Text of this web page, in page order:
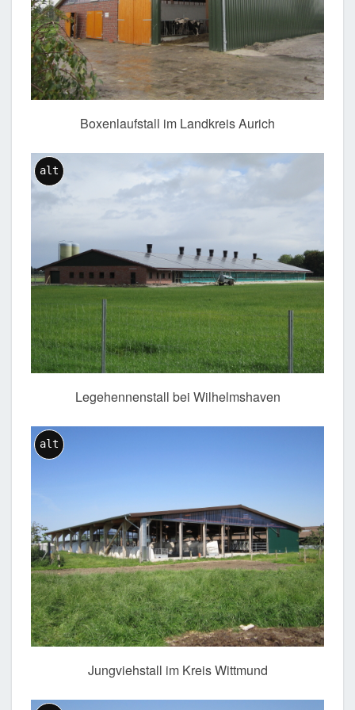
Boxenlaufstall im Landkreis Aurich
alt
Legehennenstall bei Wilhelmshaven
alt
Jungviehstall im Kreis Wittmund